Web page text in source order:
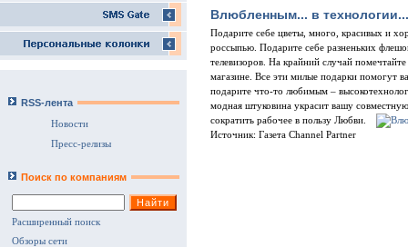
RSS-лента
Новости
Пресс-релизы
Поиск по компаниям
Расширенный поиск
Обзоры сети
Влюбленным... в
Подарите себе цветы, много, красивых и
россыпью. Подарите себе разненьких
телевизоров. На крайний случай
магазине. Все эти милые подарки помогут
подарите что-то любимым –
модная штуковина украсит вашу
сократить рабочее в пользу Любви.
Источник: Газета Channel Partner